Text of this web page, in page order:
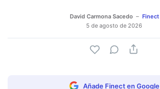
David Carmona Sacedo
Finect
5 de agosto de 2026
Añade Finect en Google